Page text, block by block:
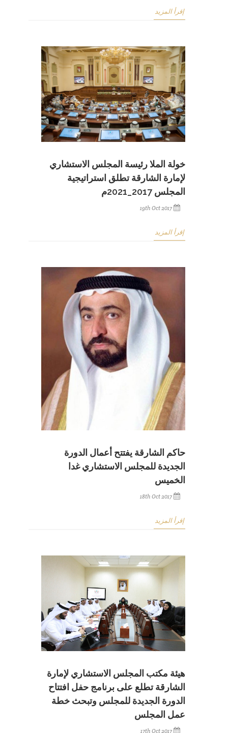
إقرأ المزيد
خولة الملا رئيسة المجلس الاستشاري
لإمارة الشارقة تطلق استراتيجية
المجلس 2017_2021م
19th Oct 2017
إقرأ المزيد
حاكم الشارقة يفتتح أعمال الدورة
الجديدة للمجلس الاستشاري غدا
الخميس
18th Oct 2017
إقرأ المزيد
هيئة مكتب المجلس الاستشاري لإمارة
الشارقة تطلع على برنامج حفل افتتاح
الدورة الجديدة للمجلس وتبحث خطة
عمل المجلس
17th Oct 2017